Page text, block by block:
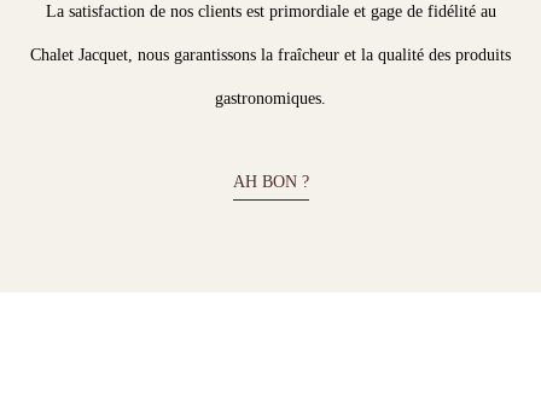
La satisfaction de nos clients est primordiale et gage de fidélité au
Chalet Jacquet, nous garantissons la fraîcheur et la qualité des produits
gastronomiques.
AH BON ?